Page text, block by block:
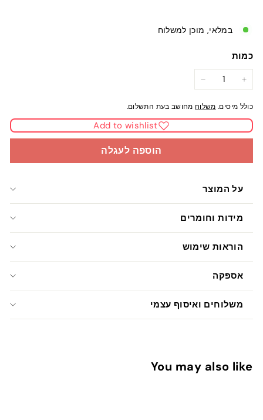
במלאי, מוכן למשלוח
כמות
כולל מיסים. משלוח מחושב בעת התשלום.
Add to wishlist
הוספה לעגלה
על המוצר
מידות וחומרים
הוראות שימוש
אספקה
משלוחים ואיסוף עצמי
You may also like